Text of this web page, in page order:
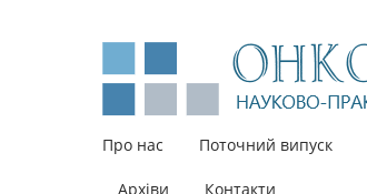
Про нас Поточний випуск
Архіви Контакти